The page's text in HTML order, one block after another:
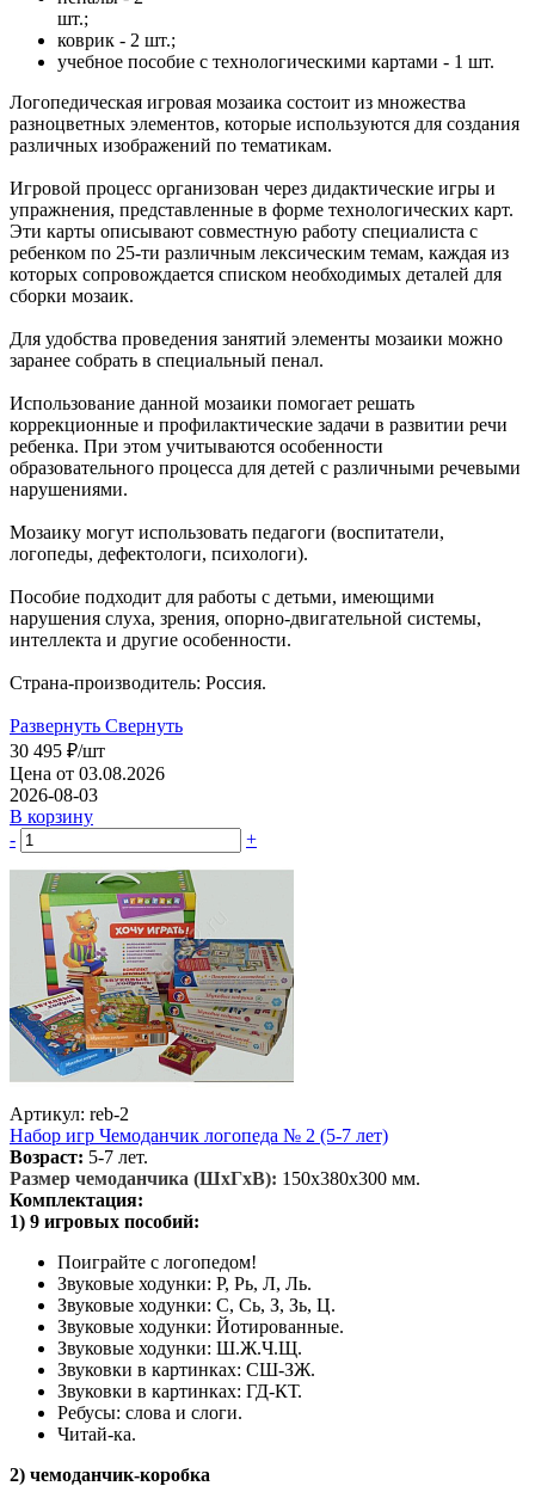
коврик - 2 шт.;
учебное пособие с технологическими картами - 1 шт.
Логопедическая игровая мозаика состоит из множества
разноцветных элементов, которые используются для создания
различных изображений по тематикам.
Игровой процесс организован через дидактические игры и
упражнения, представленные в форме технологических карт.
Эти карты описывают совместную работу специалиста с
ребенком по 25-ти различным лексическим темам, каждая из
которых сопровождается списком необходимых деталей для
сборки мозаик.
Для удобства проведения занятий элементы мозаики можно
заранее собрать в специальный пенал.
Использование данной мозаики помогает решать
коррекционные и профилактические задачи в развитии речи
ребенка. При этом учитываются особенности
образовательного процесса для детей с различными речевыми
нарушениями.
Мозаику могут использовать педагоги (воспитатели,
логопеды, дефектологи, психологи).
Пособие подходит для работы с детьми, имеющими
нарушения слуха, зрения, опорно-двигательной системы,
интеллекта и другие особенности.
Страна-производитель: Россия.
Развернуть Свернуть
30 495 ₽/шт
Цена от 03.08.2026
2026-08-03
В корзину
-
+
Артикул: reb-2
Набор игр Чемоданчик логопеда № 2 (5-7 лет)
Возраст: 5-7 лет.
Размер чемоданчика (ШхГхВ): 150х380х300 мм.
Комплектация:
1) 9 игровых пособий:
Поиграйте с логопедом!
Звуковые ходунки: Р, Рь, Л, Ль.
Звуковые ходунки: С, Сь, З, Зь, Ц.
Звуковые ходунки: Йотированные.
Звуковые ходунки: Ш.Ж.Ч.Щ.
Звуковки в картинках: СШ-ЗЖ.
Звуковки в картинках: ГД-КТ.
Ребусы: слова и слоги.
Читай-ка.
2) чемоданчик-коробка